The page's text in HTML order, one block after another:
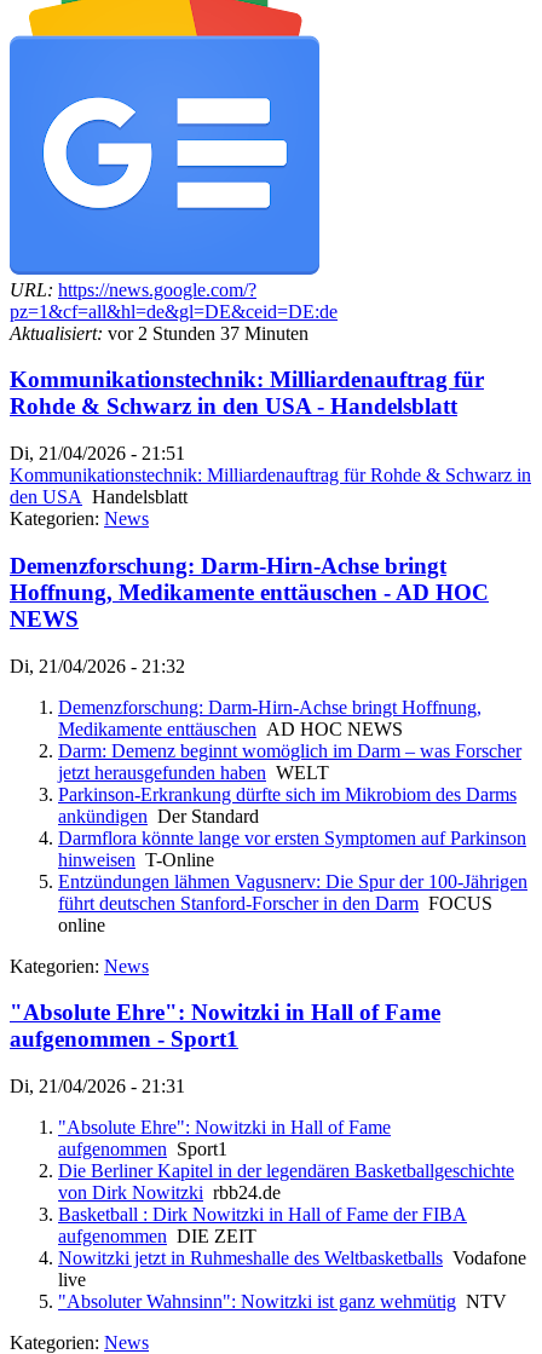
URL: https://news.google.com/?
pz=1&cf=all&hl=de&gl=DE&ceid=DE:de
Aktualisiert: vor 2 Stunden 37 Minuten
Kommunikationstechnik: Milliardenauftrag für
Rohde & Schwarz in den USA - Handelsblatt
Di, 21/04/2026 - 21:51
Kommunikationstechnik: Milliardenauftrag für Rohde & Schwarz in
den USA Handelsblatt
Kategorien: News
Demenzforschung: Darm-Hirn-Achse bringt
Hoffnung, Medikamente enttäuschen - AD HOC
NEWS
Di, 21/04/2026 - 21:32
Demenzforschung: Darm-Hirn-Achse bringt Hoffnung,
Medikamente enttäuschen AD HOC NEWS
Darm: Demenz beginnt womöglich im Darm – was Forscher
jetzt herausgefunden haben WELT
Parkinson-Erkrankung dürfte sich im Mikrobiom des Darms
ankündigen Der Standard
Darmflora könnte lange vor ersten Symptomen auf Parkinson
hinweisen T-Online
Entzündungen lähmen Vagusnerv: Die Spur der 100-Jährigen
führt deutschen Stanford-Forscher in den Darm FOCUS
online
Kategorien: News
"Absolute Ehre": Nowitzki in Hall of Fame
aufgenommen - Sport1
Di, 21/04/2026 - 21:31
"Absolute Ehre": Nowitzki in Hall of Fame
aufgenommen Sport1
Die Berliner Kapitel in der legendären Basketballgeschichte
von Dirk Nowitzki rbb24.de
Basketball : Dirk Nowitzki in Hall of Fame der FIBA
aufgenommen DIE ZEIT
Nowitzki jetzt in Ruhmeshalle des Weltbasketballs Vodafone
live
"Absoluter Wahnsinn": Nowitzki ist ganz wehmütig NTV
Kategorien: News